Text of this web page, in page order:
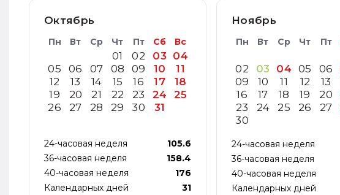
Октябрь
Пн Вт Ср Чт Пт Сб Вс
01 02 03 04
05
06 07 08 09 10
11
12
13 14 15 16 17
18
19
20 21 22 23 24
25
26
27 28 29 30 31
24-часовая неделя
105.6
36-часовая неделя
158.4
40-часовая неделя
176
Календарных дней
31
Ноябрь
Пн Вт Ср Чт Пт
02
03 04 05 06
09
10 11 12 13
16
17 18 19 20
23
24 25 26 27
30
24-часовая неделя
36-часовая неделя
40-часовая неделя
Календарных дней